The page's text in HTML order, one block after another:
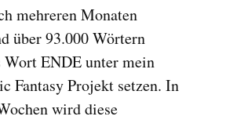
mehreren Monaten
über 93.000 Wörtern
Wort ENDE unter mein
Fantasy Projekt setzen. In
wird diese
Schrift vergrößern
Kontrast
Kontrast